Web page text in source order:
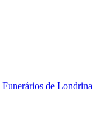
de Londrina